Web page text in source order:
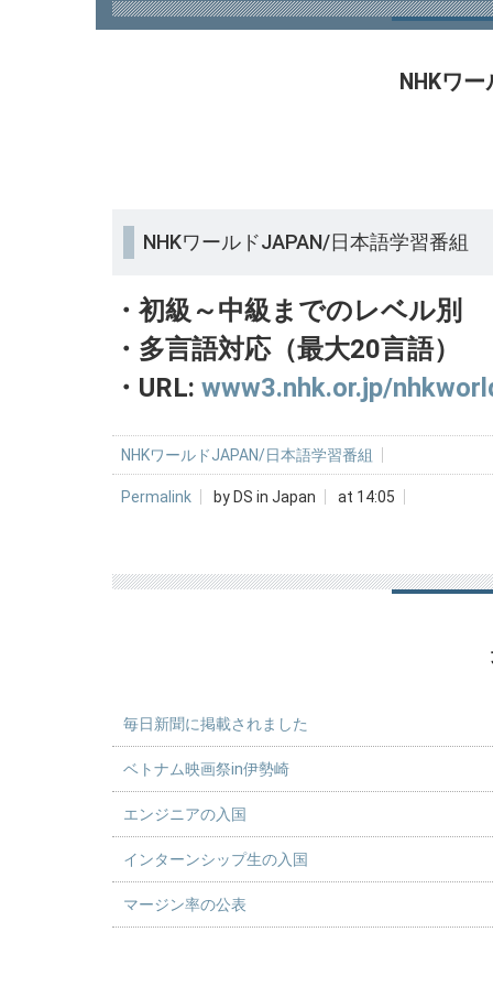
NHKワ
NHKワールドJAPAN/日本語学習番組
・初級～中級までのレベル別
・多言語対応（最大20言語）
・URL: www3.nhk.or.jp/
NHKワールドJAPAN/日本語学習番組
Permalink by DS in Japan at 14:05
毎日新聞に掲載されました
ベトナム映画祭in伊勢崎
エンジニアの入国
インターンシップ生の入国
マージン率の公表